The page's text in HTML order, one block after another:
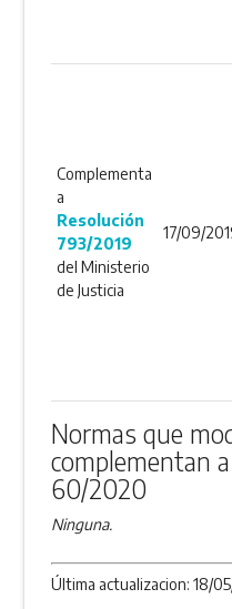
Complementa
a
Resolución
793/2019
del Ministerio
de Justicia
17/09/
Normas que
complementan
60/2020
Ninguna.
Última actualizacion: 18/